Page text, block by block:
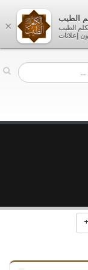
+
×
الطيب
الطيب
إعلانات